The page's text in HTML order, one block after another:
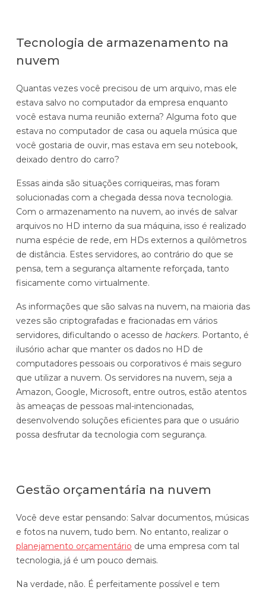
Tecnologia de armazenamento na
nuvem
Quantas vezes você precisou de um arquivo, mas ele
estava salvo no computador da empresa enquanto
você estava numa reunião externa? Alguma foto que
estava no computador de casa ou aquela música que
você gostaria de ouvir, mas estava em seu notebook,
deixado dentro do carro?
Essas ainda são situações corriqueiras, mas foram
solucionadas com a chegada dessa nova tecnologia.
Com o armazenamento na nuvem, ao invés de salvar
arquivos no HD interno da sua máquina, isso é realizado
numa espécie de rede, em HDs externos a quilômetros
de distância. Estes servidores, ao contrário do que se
pensa, tem a segurança altamente reforçada, tanto
fisicamente como virtualmente.
As informações que são salvas na nuvem, na maioria das
vezes são criptografadas e fracionadas em vários
servidores, dificultando o acesso de hackers. Portanto, é
ilusório achar que manter os dados no HD de
computadores pessoais ou corporativos é mais seguro
que utilizar a nuvem. Os servidores na nuvem, seja a
Amazon, Google, Microsoft, entre outros, estão atentos
às ameaças de pessoas mal-intencionadas,
desenvolvendo soluções eficientes para que o usuário
possa desfrutar da tecnologia com segurança.
Gestão orçamentária na nuvem
Você deve estar pensando: Salvar documentos, músicas
e fotos na nuvem, tudo bem. No entanto, realizar o
planejamento orçamentário de uma empresa com tal
tecnologia, já é um pouco demais.
Na verdade, não. É perfeitamente possível e tem